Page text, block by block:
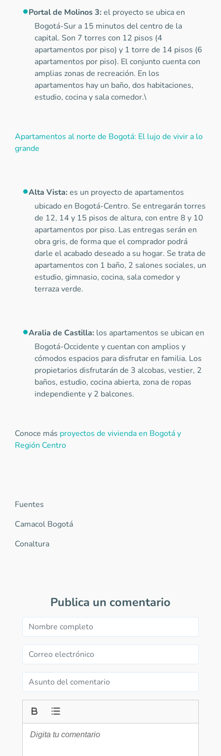
Portal de Molinos 3:el proyecto se ubica en
Bogotá-Sur a 15 minutos del centro de la
capital. Son 7 torres con 12 pisos (4
apartamentos por piso) y 1 torre de 14 pisos (6
apartamentos por piso). El conjunto cuenta con
amplias zonas de recreación. En los
apartamentos hay un baño, dos habitaciones,
estudio, cocina y sala comedor.\
Apartamentos al norte de Bogotá: El lujo de vivir a lo
grande
Alta Vista:es un proyecto de apartamentos
ubicado en Bogotá-Centro. Se entregarán torres
de 12, 14 y 15 pisos de altura, con entre 8 y 10
apartamentos por piso. Las entregas serán en
obra gris, de forma que el comprador podrá
darle el acabado deseado a su hogar. Se trata de
apartamentos con 1 baño, 2 salones sociales, un
estudio, gimnasio, cocina, sala comedor y
terraza verde.
Aralia de Castilla: los apartamentos se ubican en
Bogotá-Occidente y cuentan con amplios y
cómodos espacios para disfrutar en familia. Los
propietarios disfrutarán de 3 alcobas, vestier, 2
baños, estudio, cocina abierta, zona de ropas
independiente y 2 balcones.
Conoce más proyectos de vivienda en Bogotá y
Región Centro
Fuentes
Camacol Bogotá
Conaltura
Publica un comentario